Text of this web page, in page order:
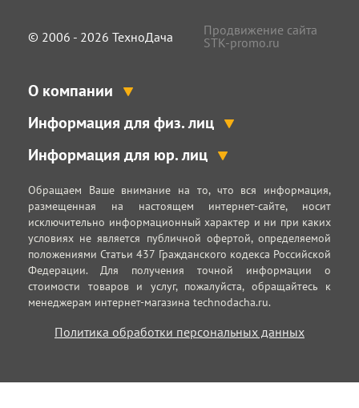
© 2006 - 2026 ТехноДача
Продвижение сайта
STK-promo.ru
О компании
Информация для физ. лиц
Информация для юр. лиц
Обращаем Ваше внимание на то, что вся информация,
размещенная на настоящем интернет-сайте, носит
исключительно информационный характер и ни при каких
условиях не является публичной офертой, определяемой
положениями Статьи 437 Гражданского кодекса Российской
Федерации. Для получения точной информации о
стоимости товаров и услуг, пожалуйста, обращайтесь к
менеджерам интернет-магазина technodacha.ru.
Политика обработки персональных данных